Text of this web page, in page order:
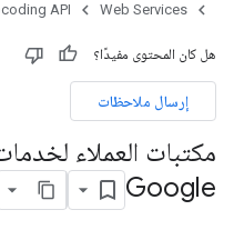
Web Services
API
هل كان المحتوى مفيدًا؟
إرسال ملاحظات
مكتبات العملاء
Google